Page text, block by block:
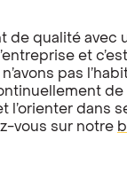
de qualité avec
et
pas
dans
vous sur notre